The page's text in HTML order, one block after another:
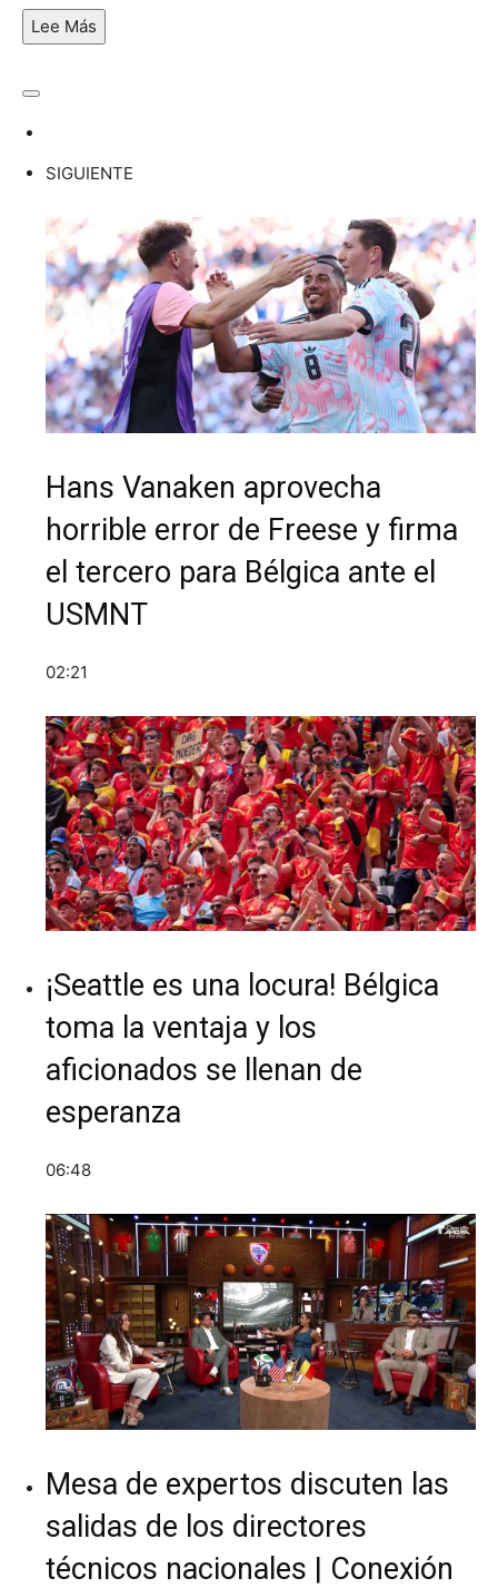
Lee Más
SIGUIENTE
Hans Vanaken aprovecha
horrible error de Freese y firma
el tercero para Bélgica ante el
USMNT
02:21
¡Seattle es una locura! Bélgica
toma la ventaja y los
aficionados se llenan de
esperanza
06:48
Mesa de expertos discuten las
salidas de los directores
técnicos nacionales | Conexión